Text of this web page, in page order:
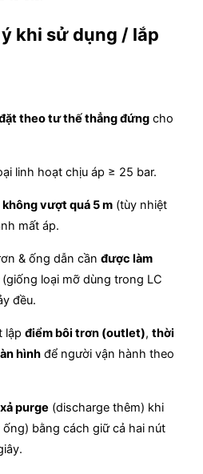
khi sử dụng / lắp
theo tư thế thẳng đứng cho
linh hoạt chịu áp ≥ 25 bar.
không vượt quá 5 m (tùy nhiệt
mất áp.
& ống dẫn cần được làm
(giống loại mỡ dùng trong LC
đều.
lập điểm bôi trơn (outlet), thời
hình để người vận hành theo
xả purge (discharge thêm) khi
bằng cách giữ cả hai nút